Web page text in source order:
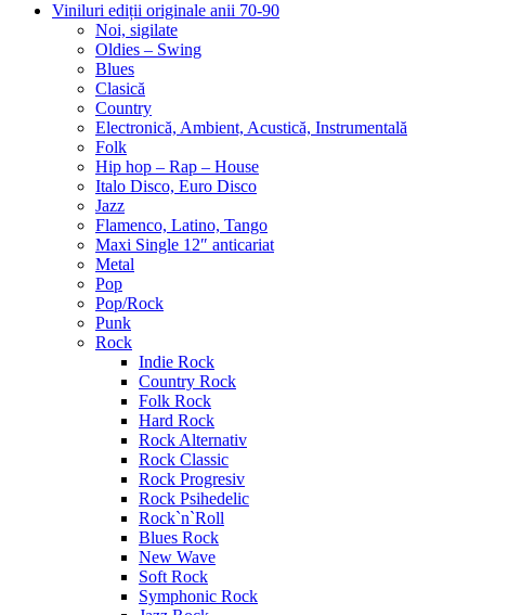
Viniluri ediții originale anii 70-90
Noi, sigilate
Oldies – Swing
Blues
Clasică
Country
Electronică, Ambient, Acustică, Instrumentală
Folk
Hip hop – Rap – House
Italo Disco, Euro Disco
Jazz
Flamenco, Latino, Tango
Maxi Single 12″ anticariat
Metal
Pop
Pop/Rock
Punk
Rock
Indie Rock
Country Rock
Folk Rock
Hard Rock
Rock Alternativ
Rock Classic
Rock Progresiv
Rock Psihedelic
Rock`n`Roll
Blues Rock
New Wave
Soft Rock
Symphonic Rock